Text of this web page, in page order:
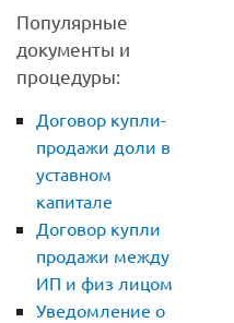
Популярные
документы и
процедуры:
Договор купли-
продажи доли в
уставном
капитале
Договор купли
продажи между
ИП и физ лицом
Уведомление о